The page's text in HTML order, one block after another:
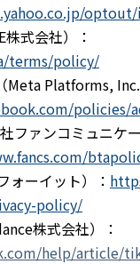
株式会社）：
terms/policy/
Meta Platforms, Inc.
policies/
ファンコミュニケ
ォーイット）：
policy/
株式会社）：
help/article/